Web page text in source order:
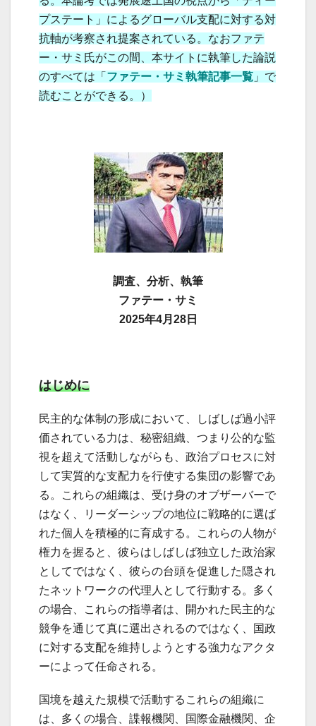
プステート」によるグローバル支配に対する対
抗軸が考察され提案されている。なおファテ
ー・サミ氏がこの間、本サイトに執筆した論説
のすべては「 ファテー・サミ執筆記事一覧 」で
読むことができる。）
調査、分析、執筆
ファテー・サミ
2025年4月28日
はじめに
民主的な体制の形成において、しばしば過小評
価されている力は、秘密組織、つまり公的な監
視を超えて活動しながらも、政治プロセスに対
して実質的な支配力を行使する集団の影響であ
る。これらの組織は、受け身のオブザーバーで
はなく、リーダーシップの地位に戦略的に選ば
れた個人を積極的に育成する。これらの人物が
権力を握ると、彼らはしばしば独立した政治家
としてではなく、彼らの台頭を促進した隠され
たネットワークの代理人として行動する。多く
の場合、これらの指導者は、開かれた民主的な
競争を通じて真に選出されるのではなく、国政
に対する支配を維持しようとする強力なアクタ
ーによって任命される。
国境を越えた規模で活動するこれらの組織に
は、多くの場合、諜報機関、国際金融機関、企